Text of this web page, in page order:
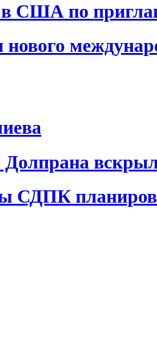
в США по
СДПК